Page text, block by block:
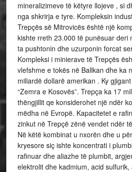
mineralizimeve të këtyre llojeve , si
nga shkrirja e tyre. Kompleksin
Trepçës së Mitrovicës është një
kishte rreth 23.000 të punësuar deri
ta pushtonin dhe uzurponin forcat
Kompleksi i minierave të Trepçës
vlefshme e tokës në Ballkan dhe ka
miliardë dollarë amerikan . Ky
“Zemra e Kosovës”. Trepça ka 17
thëngjillit qe konsiderohet një ndër
mëdha në Evropë. Kapacitetet e
zinkut në Trepçë zënë vendet ndër
Në këtë kombinat u nxorën dhe u
kryesore siç ishte koncentrati i
rafinuar dhe aliazhe të plumbit,
elektrolit dhe kadmium, acid